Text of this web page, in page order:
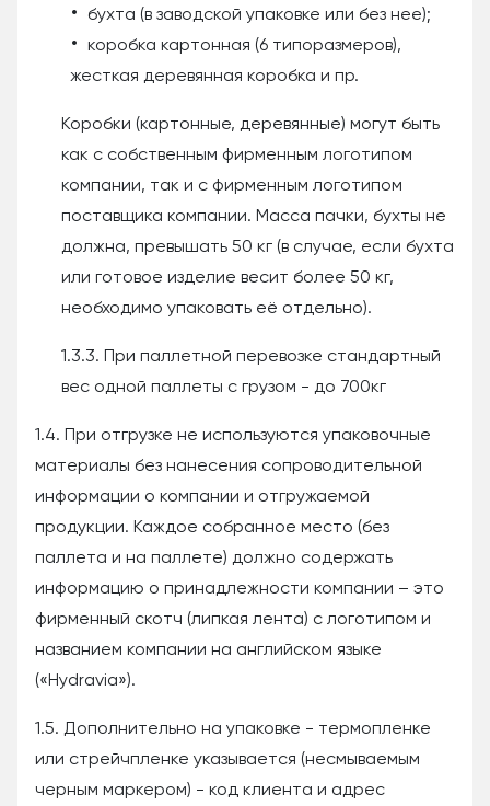
бухта (в заводской упаковке или без нее);
коробка картонная (6 типоразмеров),
жесткая деревянная коробка и пр.
Коробки (картонные, деревянные) могут быть
как с собственным фирменным логотипом
компании, так и с фирменным логотипом
поставщика компании. Масса пачки, бухты не
должна, превышать 50 кг (в случае, если бухта
или готовое изделие весит более 50 кг,
необходимо упаковать её отдельно).
1.3.3. При паллетной перевозке стандартный
вес одной паллеты с грузом - до 700кг
1.4. При отгрузке не используются упаковочные
материалы без нанесения сопроводительной
информации о компании и отгружаемой
продукции. Каждое собранное место (без
паллета и на паллете) должно содержать
информацию о принадлежности компании – это
фирменный скотч (липкая лента) с логотипом и
названием компании на английском языке
(«Hydravia»).
1.5. Дополнительно на упаковке - термопленке
или стрейчпленке указывается (несмываемым
черным маркером) - код клиента и адрес